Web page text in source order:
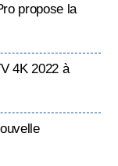
propose la
4K 2022 à